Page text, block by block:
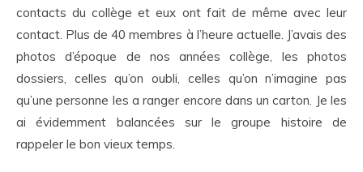
contacts du collège et eux ont fait de même avec leur
contact. Plus de 40 membres à l’heure actuelle. J’avais des
photos d’époque de nos années collège, les photos
dossiers, celles qu’on oubli, celles qu’on n’imagine pas
qu’une personne les a ranger encore dans un carton. Je les
ai évidemment balancées sur le groupe histoire de
rappeler le bon vieux temps.